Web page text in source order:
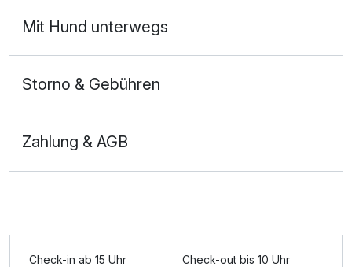
Mit Hund unterwegs
Storno & Gebühren
Zahlung & AGB
Check-in ab 15 Uhr Check-out bis 10 Uhr